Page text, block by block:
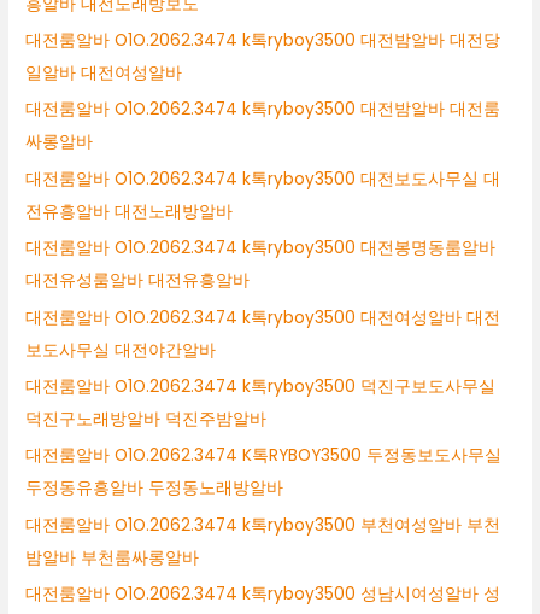
대전룸알바 O1O.2062.3474 k톡ryboy3500 대전밤알바 대전당
일알바 대전여성알바
대전룸알바 O1O.2062.3474 k톡ryboy3500 대전밤알바 대전룸
싸롱알바
대전룸알바 O1O.2062.3474 k톡ryboy3500 대전보도사무실 대
전유흥알바 대전노래방알바
대전룸알바 O1O.2062.3474 k톡ryboy3500 대전봉명동룸알바
대전유성룸알바 대전유흥알바
대전룸알바 O1O.2062.3474 k톡ryboy3500 대전여성알바 대전
보도사무실 대전야간알바
대전룸알바 O1O.2062.3474 k톡ryboy3500 덕진구보도사무실
덕진구노래방알바 덕진주밤알바
대전룸알바 O1O.2062.3474 K톡RYBOY3500 두정동보도사무실
두정동유흥알바 두정동노래방알바
대전룸알바 O1O.2062.3474 k톡ryboy3500 부천여성알바 부천
밤알바 부천룸싸롱알바
대전룸알바 O1O.2062.3474 k톡ryboy3500 성남시여성알바 성